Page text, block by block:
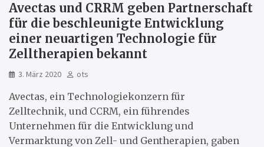
Avectas und CRRM geben Partnerschaft
für die beschleunigte Entwicklung
einer neuartigen Technologie für
Zelltherapien bekannt
3. März 2020 ots
Avectas, ein Technologiekonzern für
Zelltechnik, und CCRM, ein führendes
Unternehmen für die Entwicklung und
Vermarktung von Zell- und Gentherapien, gaben